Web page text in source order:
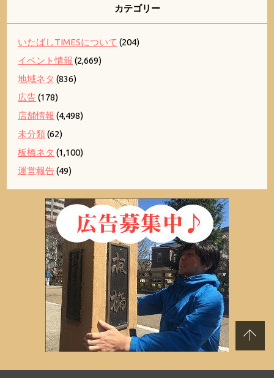
カテゴリー
いたばしTIMESについて (204)
イベント情報 (2,669)
地域ネタ (836)
広告(178)
店舗情報 (4,498)
未分類(62)
板橋ネタ (1,100)
運営報告(49)